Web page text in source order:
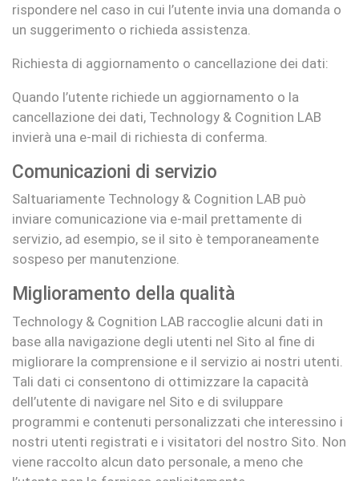
rispondere nel caso in cui l’utente invia una domanda o
un suggerimento o richieda assistenza.
Richiesta di aggiornamento o cancellazione dei dati:
Quando l’utente richiede un aggiornamento o la
cancellazione dei dati, Technology & Cognition LAB
invierà una e-mail di richiesta di conferma.
Comunicazioni di servizio
Saltuariamente Technology & Cognition LAB può
inviare comunicazione via e-mail prettamente di
servizio, ad esempio, se il sito è temporaneamente
sospeso per manutenzione.
Miglioramento della qualità
Technology & Cognition LAB raccoglie alcuni dati in
base alla navigazione degli utenti nel Sito al fine di
migliorare la comprensione e il servizio ai nostri utenti.
Tali dati ci consentono di ottimizzare la capacità
dell’utente di navigare nel Sito e di sviluppare
programmi e contenuti personalizzati che interessino i
nostri utenti registrati e i visitatori del nostro Sito. Non
viene raccolto alcun dato personale, a meno che